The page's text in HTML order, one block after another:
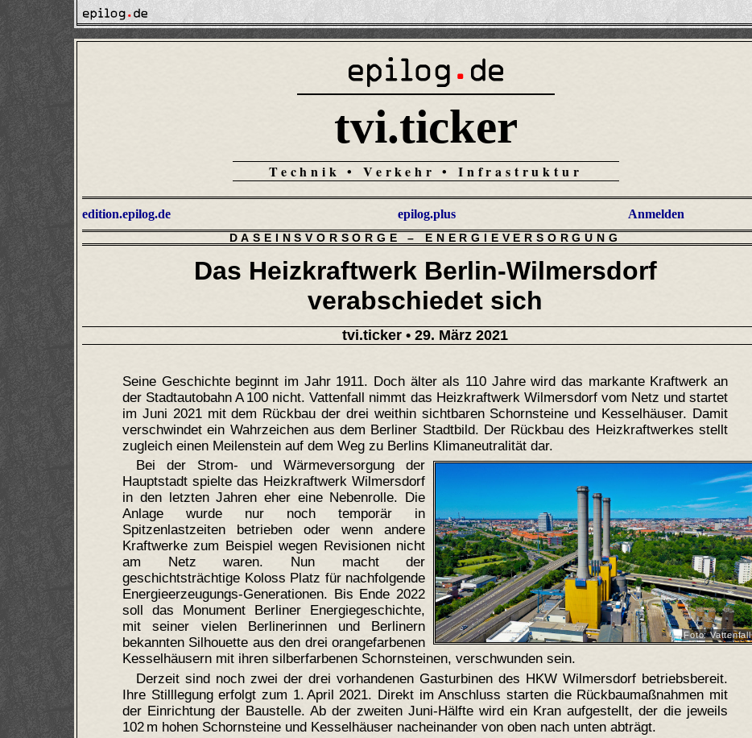
tvi.ticker
Technik • Verkehr • Infrastruktur
edition.epilog.de epilog.plus Anmelden
DASEINSVORSORGE – ENERGIEVERSORGUNG
Das Heizkraftwerk Berlin-Wilmersdorf
verabschiedet sich
tvi.ticker • 29. März 2021
Seine Geschichte beginnt im Jahr 1911. Doch älter als 110 Jahre wird das markante Kraftwerk an
der Stadtautobahn A 100 nicht. Vattenfall nimmt das Heizkraftwerk Wilmersdorf vom Netz und startet
im Juni 2021 mit dem Rückbau der drei weithin sichtbaren Schornsteine und Kesselhäuser. Damit
verschwindet ein Wahrzeichen aus dem Berliner Stadtbild. Der Rückbau des Heizkraftwerkes stellt
zugleich einen Meilenstein auf dem Weg zu Berlins Klimaneutralität dar.
Foto: Vattenfall
Bei der Strom- und Wärmeversorgung der
Hauptstadt spielte das Heizkraftwerk Wilmersdorf
in den letzten Jahren eher eine Nebenrolle. Die
Anlage wurde nur noch temporär in
Spitzenlastzeiten betrieben oder wenn andere
Kraftwerke zum Beispiel wegen Revisionen nicht
am Netz waren. Nun macht der
geschichtsträchtige Koloss Platz für nachfolgende
Energieerzeugungs-Generationen. Bis Ende 2022
soll das Monument Berliner Energiegeschichte,
mit seiner vielen Berlinerinnen und Berlinern
bekannten Silhouette aus den drei orangefarbenen
Kesselhäusern mit ihren silberfarbenen Schornsteinen, verschwunden sein.
Derzeit sind noch zwei der drei vorhandenen Gasturbinen des HKW Wilmersdorf betriebsbereit.
Ihre Stilllegung erfolgt zum 1. April 2021. Direkt im Anschluss starten die Rückbaumaßnahmen mit
der Einrichtung der Baustelle. Ab der zweiten Juni-Hälfte wird ein Kran aufgestellt, der die jeweils
102 m hohen Schornsteine und Kesselhäuser nacheinander von oben nach unten abträgt.